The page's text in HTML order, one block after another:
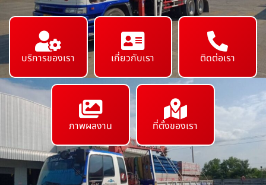
บริการของเรา เกี่ยวกับเรา ติดต่อเรา
ภาพผลงาน ที่ตั้งของเรา